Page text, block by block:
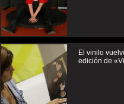
El vinilo
edición de